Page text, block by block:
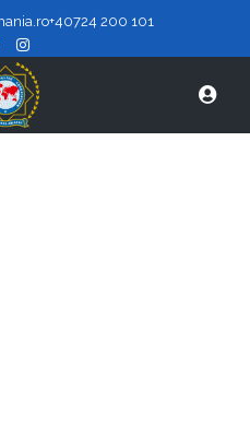
+40724 200 101